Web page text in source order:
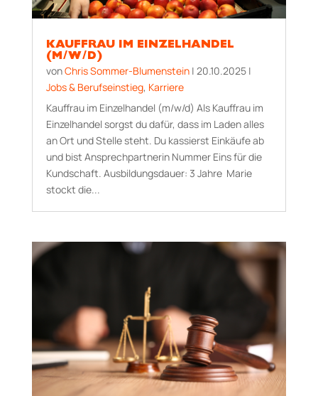
KAUFFRAU IM EINZELHANDEL
(M/W/D)
vonChris Sommer-Blumenstein| 20.10.2025|
Jobs & Berufseinstieg, Karriere
Kauffrau im Einzelhandel (m/w/d) Als Kauffrau im
Einzelhandel sorgst du dafür, dass im Laden alles
an Ort und Stelle steht. Du kassierst Einkäufe ab
und bist Ansprechpartnerin Nummer Eins für die
Kundschaft. Aus­bildungs­dauer: 3 Jahre Marie
stockt die...